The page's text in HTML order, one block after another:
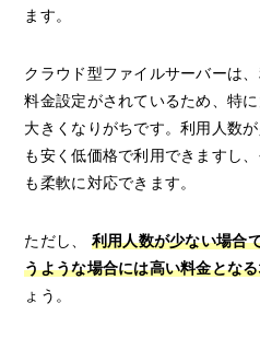
ます。
クラウド型ファイルサーバーは
料金設定がされているため、特
大きくなりがちです。利用人数
も安く低価格で利用できますし
も柔軟に対応できます。
ただし、 利用人数が少ない場合
うような場合には高い料金とな
ょう。